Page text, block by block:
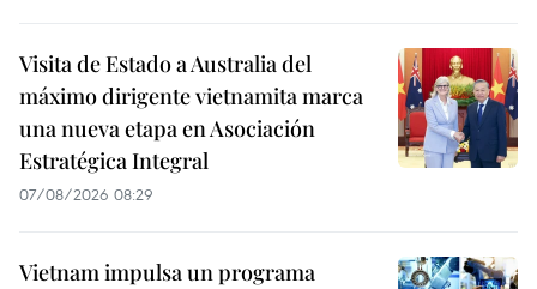
Visita de Estado a Australia del
máximo dirigente vietnamita marca
una nueva etapa en Asociación
Estratégica Integral
07/08/2026 08:29
Vietnam impulsa un programa